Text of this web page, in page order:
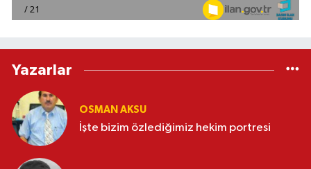
Yazarlar
OSMAN AKSU
İşte bizim özlediğimiz hekim portresi